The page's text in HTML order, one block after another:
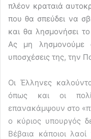
πλέον κραταιά
που θα σπεύδει να
και θα λησμονήσει
Ας μη λησμονούμε
υποσχέσεις της, την
Οι Έλληνες
όπως και οι
επανακάμψουν στο
ο κύριος υπουργός
Βέβαια κάποιοι